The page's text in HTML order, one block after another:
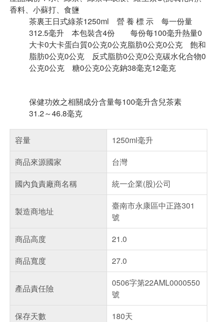
香料、小蘇打、食鹽
茶裏王日式綠茶1250ml 營 養 標 示 每一份量
312.5毫升 本包裝含4份 每份每100毫升熱量0
大卡0大卡蛋白質0公克0公克脂肪0公克0公克 飽和
脂肪0公克0公克 反式脂肪0公克0公克碳水化合物0
公克0公克 糖0公克0公克鈉38毫克12毫克
保健功效之相關成分含量每100毫升含兒茶素
31.2～46.8毫克
容量
1250ml毫升
商品來源國家
台灣
國內負責廠商名稱
統一企業(股)公司
製造商地址
臺南市永康區中正路301
號
商品高度
21.0
商品寬度
27.0
產品責任險
0506字第22AML0000550
號
保存天數
180天